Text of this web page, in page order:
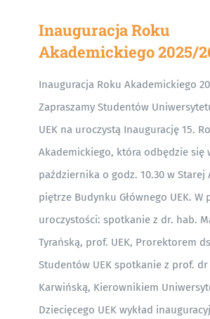
Inauguracja Roku
Akademickiego 2025/
Inauguracja Roku Akademickiego
Zapraszamy Studentów
UEK na uroczystą Inaugurację 15.
Akademickiego, która odbędzie się
października o godz. 10.30 w Starej
piętrze Budynku Głównego UEK. W
uroczystości: spotkanie z dr. hab.
Tyrańską, prof. UEK, Prorektorem
Studentów UEK spotkanie z prof.
Karwińską, Kierownikiem
Dziecięcego UEK wykład